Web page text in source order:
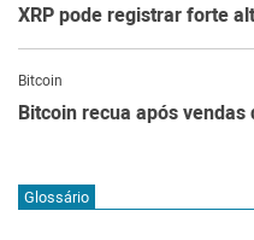
XRP pode registrar forte
Bitcoin
Bitcoin recua após
Glossário